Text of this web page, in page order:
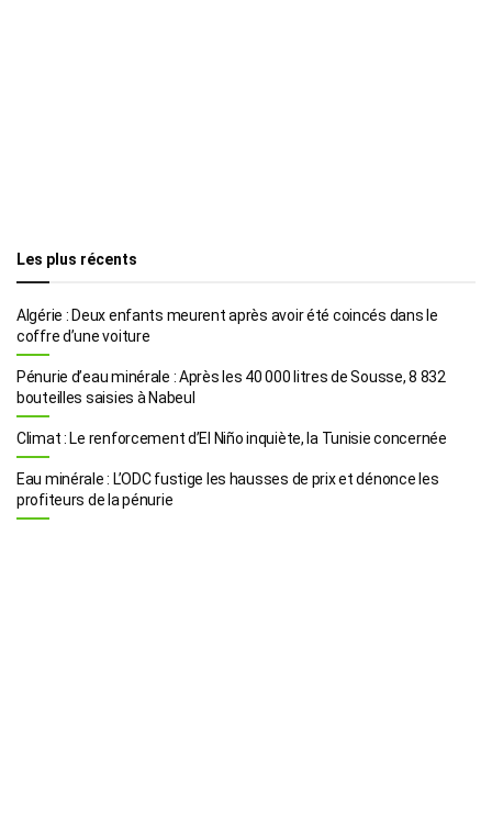
Les plus récents
Algérie : Deux enfants meurent après avoir été coincés dans le
coffre d’une voiture
Pénurie d’eau minérale : Après les 40 000 litres de Sousse, 8 832
bouteilles saisies à Nabeul
Climat : Le renforcement d’El Niño inquiète, la Tunisie concernée
Eau minérale : L’ODC fustige les hausses de prix et dénonce les
profiteurs de la pénurie